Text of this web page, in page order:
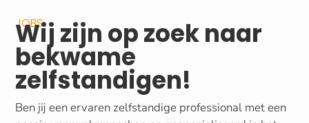
JOBS
Wij zijn op zoek naar
bekwame
zelfstandigen!
Ben jij een ervaren zelfstandige professional met een